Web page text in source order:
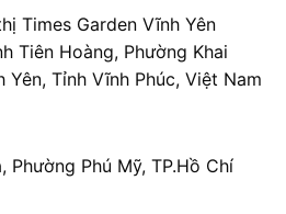
Times Garden Vĩnh Yên
Tiên Hoàng, Phường Khai
Yên, Tỉnh Vĩnh Phúc, Việt Nam
Phường Phú Mỹ, TP.Hồ Chí